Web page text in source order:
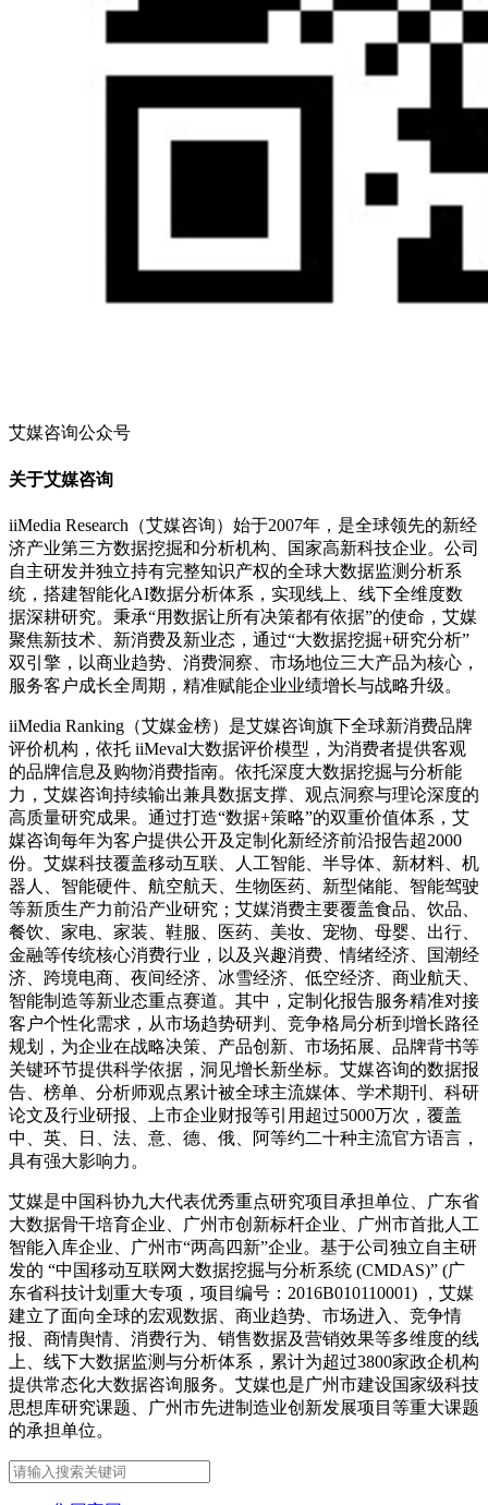
艾媒咨询公众号
关于艾媒咨询
iiMedia Research（艾媒咨询）始于2007年，是全球领先的新经
济产业第三方数据挖掘和分析机构、国家高新科技企业。公司
自主研发并独立持有完整知识产权的全球大数据监测分析系
统，搭建智能化AI数据分析体系，实现线上、线下全维度数
据深耕研究。秉承“用数据让所有决策都有依据”的使命，艾媒
聚焦新技术、新消费及新业态，通过“大数据挖掘+研究分析”
双引擎，以商业趋势、消费洞察、市场地位三大产品为核心，
服务客户成长全周期，精准赋能企业业绩增长与战略升级。
iiMedia Ranking（艾媒金榜）是艾媒咨询旗下全球新消费品牌
评价机构，依托 iiMeval大数据评价模型，为消费者提供客观
的品牌信息及购物消费指南。依托深度大数据挖掘与分析能
力，艾媒咨询持续输出兼具数据支撑、观点洞察与理论深度的
高质量研究成果。通过打造“数据+策略”的双重价值体系，艾
媒咨询每年为客户提供公开及定制化新经济前沿报告超2000
份。艾媒科技覆盖移动互联、人工智能、半导体、新材料、机
器人、智能硬件、航空航天、生物医药、新型储能、智能驾驶
等新质生产力前沿产业研究；艾媒消费主要覆盖食品、饮品、
餐饮、家电、家装、鞋服、医药、美妆、宠物、母婴、出行、
金融等传统核心消费行业，以及兴趣消费、情绪经济、国潮经
济、跨境电商、夜间经济、冰雪经济、低空经济、商业航天、
智能制造等新业态重点赛道。其中，定制化报告服务精准对接
客户个性化需求，从市场趋势研判、竞争格局分析到增长路径
规划，为企业在战略决策、产品创新、市场拓展、品牌背书等
关键环节提供科学依据，洞见增长新坐标。艾媒咨询的数据报
告、榜单、分析师观点累计被全球主流媒体、学术期刊、科研
论文及行业研报、上市企业财报等引用超过5000万次，覆盖
中、英、日、法、意、德、俄、阿等约二十种主流官方语言，
具有强大影响力。
艾媒是中国科协九大代表优秀重点研究项目承担单位、广东省
大数据骨干培育企业、广州市创新标杆企业、广州市首批人工
智能入库企业、广州市“两高四新”企业。基于公司独立自主研
发的 “中国移动互联网大数据挖掘与分析系统 (CMDAS)” (广
东省科技计划重大专项，项目编号：2016B010110001) ，艾媒
建立了面向全球的宏观数据、商业趋势、市场进入、竞争情
报、商情舆情、消费行为、销售数据及营销效果等多维度的线
上、线下大数据监测与分析体系，累计为超过3800家政企机构
提供常态化大数据咨询服务。艾媒也是广州市建设国家级科技
思想库研究课题、广州市先进制造业创新发展项目等重大课题
的承担单位。